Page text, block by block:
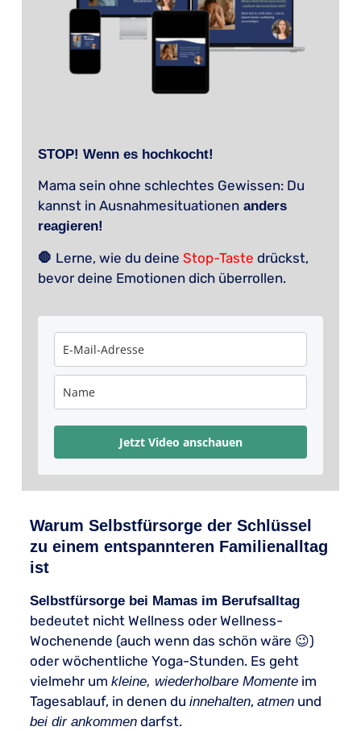
STOP! Wenn es hochkocht!
Mama sein ohne schlechtes Gewissen: Du
kannst in Ausnahmesituationen anders
reagieren!
🛑 Lerne, wie du deine Stop-Taste drückst,
bevor deine Emotionen dich überrollen.
Jetzt Video anschauen
Warum Selbstfürsorge der Schlüssel
zu einem entspannteren Familienalltag
ist
Selbstfürsorge bei Mamas im Berufsalltag
bedeutet nicht Wellness oder Wellness-
Wochenende (auch wenn das schön wäre 😉)
oder wöchentliche Yoga-Stunden. Es geht
vielmehr um kleine, wiederholbare Momente im
Tagesablauf, in denen du innehalten, atmen und
bei dir ankommen darfst.